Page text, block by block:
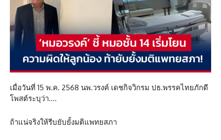
เมื่อวันที่ 15 พ.ค. 2568 นพ.วรงค์ เดชกิจวิกรม ปธ.พรรคไทยภักดี
โพสต์ระบุว่า….
ถ้าแน่จริงให้รีบยับยั้งมติแพทยสภา